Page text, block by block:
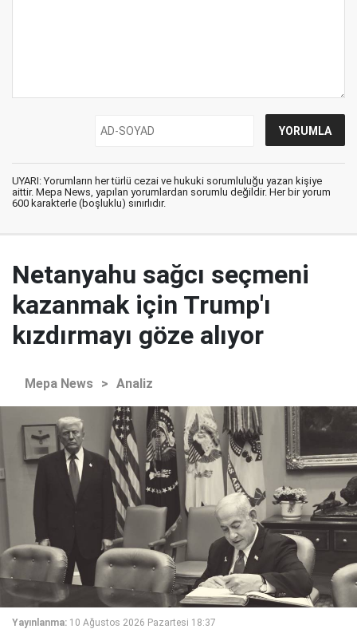
UYARI: Yorumların her türlü cezai ve hukuki sorumluluğu yazan kişiye
aittir. Mepa News, yapılan yorumlardan sorumlu değildir. Her bir yorum
600 karakterle (boşluklu) sınırlıdır.
Netanyahu sağcı seçmeni
kazanmak için Trump'ı
kızdırmayı göze alıyor
Mepa News > Analiz
Yayınlanma: 10 Ağustos 2026 Pazartesi 18:37